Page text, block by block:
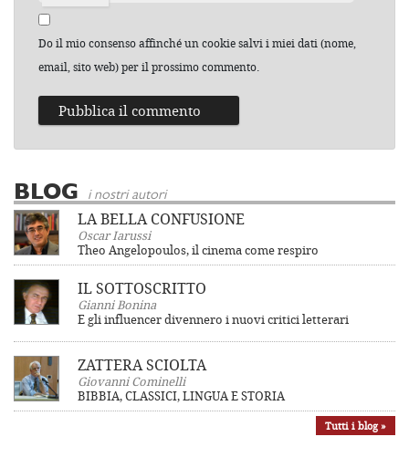
Do il mio consenso affinché un cookie salvi i miei dati (nome,
email, sito web) per il prossimo commento.
BLOG i nostri autori
LA BELLA CONFUSIONE
Oscar Iarussi
Theo Angelopoulos, il cinema come respiro
IL SOTTOSCRITTO
Gianni Bonina
E gli influencer divennero i nuovi critici letterari
ZATTERA SCIOLTA
Giovanni Cominelli
BIBBIA, CLASSICI, LINGUA E STORIA
Tutti i blog »